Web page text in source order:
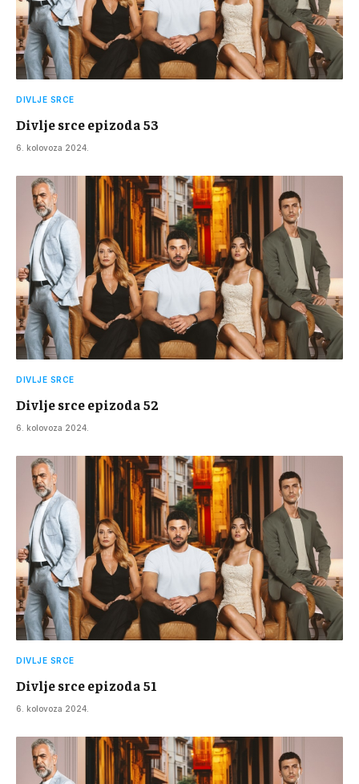
DIVLJE SRCE
Divlje srce epizoda 53
6. kolovoza 2024.
DIVLJE SRCE
Divlje srce epizoda 52
6. kolovoza 2024.
DIVLJE SRCE
Divlje srce epizoda 51
6. kolovoza 2024.